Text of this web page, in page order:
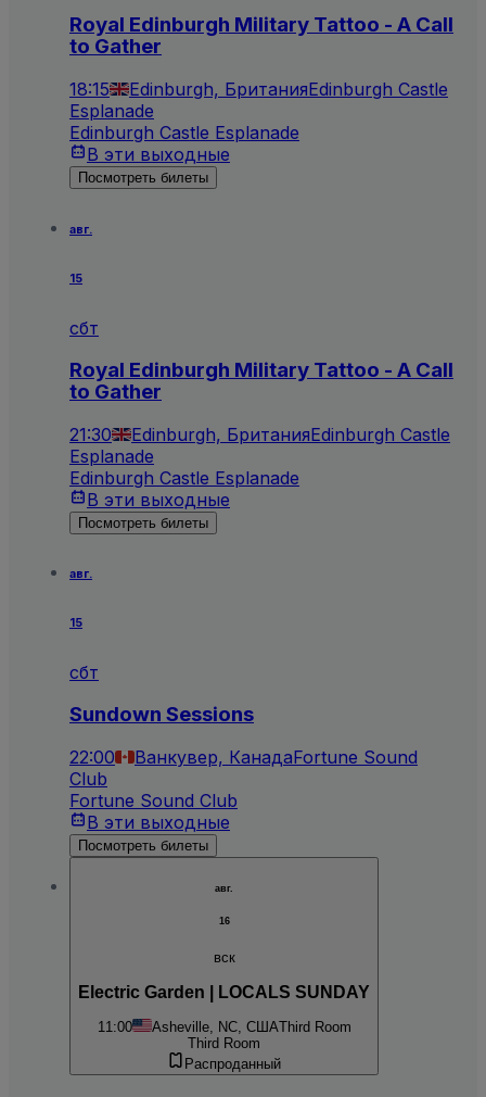
Royal Edinburgh Military Tattoo - A Call
to Gather
18:15 Edinburgh, БританияEdinburgh Castle
Esplanade
Edinburgh Castle Esplanade
В эти выходные
Посмотреть билеты
авг.
15
сбт
Royal Edinburgh Military Tattoo - A Call
to Gather
21:30 Edinburgh, БританияEdinburgh Castle
Esplanade
Edinburgh Castle Esplanade
В эти выходные
Посмотреть билеты
авг.
15
сбт
Sundown Sessions
22:00 Ванкувер, КанадаFortune Sound
Club
Fortune Sound Club
В эти выходные
Посмотреть билеты
авг.
16
вск
Electric Garden | LOCALS SUNDAY
11:00 Asheville, NC, СШАThird Room
Third Room
Распроданный